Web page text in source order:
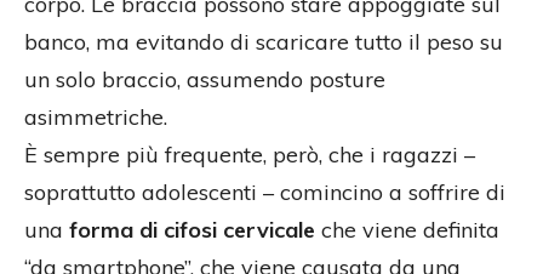
banco, ma evitando di scaricare tutto il peso su
un solo braccio, assumendo posture
asimmetriche.
È sempre più frequente, però, che i ragazzi –
soprattutto adolescenti – comincino a soffrire di
una forma di cifosi cervicale che viene definita
“da smartphone”, che viene causata da una